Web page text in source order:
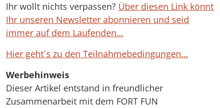
Ihr wollt nichts verpassen? Über diesen Link könnt
Ihr unseren Newsletter abonnieren und seid
immer auf dem Laufenden…
Hier geht´s zu den Teilnahmebedingungen…
Werbehinweis
Dieser Artikel entstand in freundlicher
Zusammenarbeit mit dem FORT FUN